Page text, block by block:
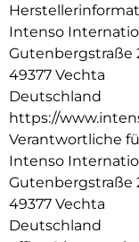
zugleich effizienter
werden blitzschnell
ökologischen
möglich, dass die
Spannungen und
weniger Wärme
Erlebe die perfekte
Der W30C² GaN
Deine Hände.
ein modernes
Intenso
Gutenbergstraße
49377 Vechta
Deutschland
https://
Verantwortliche
Intenso
Gutenbergstraße
49377 Vechta
Deutschland